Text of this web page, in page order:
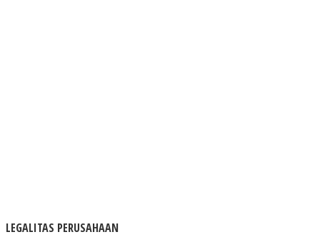
LEGALITAS PERUSAHAAN